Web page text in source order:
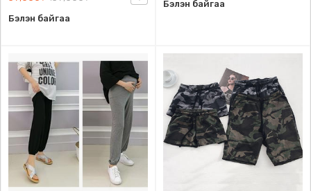
Бэлэн байгаа
Бэлэн байгаа